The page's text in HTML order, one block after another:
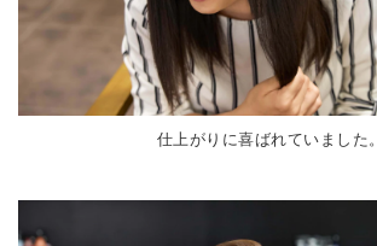
仕上がりに喜ばれていました。